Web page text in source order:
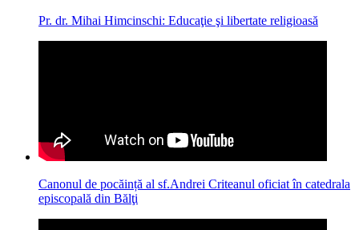
Pr. dr. Mihai Himcinschi: Educaţie şi libertate religioasă
Canonul de pocăință al sf.Andrei Criteanul oficiat în catedrala
episcopală din Bălţi